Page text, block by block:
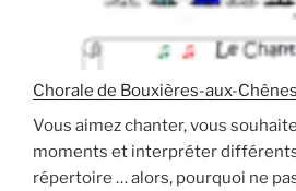
Chorale de Bouxières-aux-Chênes
Vous aimez chanter, vous
moments et interpréter différents
répertoire … alors, pourquoi ne